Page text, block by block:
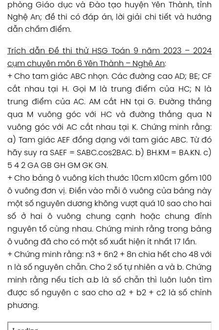
phòng Giáo dục và Đào tạo huyện Yên Thành, tỉnh
Nghệ An; đề thi có đáp án, lời giải chi tiết và hướng
dẫn chấm điểm.
Trích dẫn Đề thi thử HSG Toán 9 năm 2023 – 2024
cụm chuyên môn 6 Yên Thành – Nghệ An:
+ Cho tam giác ABC nhọn. Các đường cao AD; BE; CF
cắt nhau tại H. Gọi M là trung điểm của HC; N là
trung điểm của AC. AM cắt HN tại G. Đường thẳng
qua M vuông góc với HC và đường thẳng qua N
vuông góc với AC cắt nhau tại K. Chứng minh rằng:
a) Tam giác AEF đồng dạng với tam giác ABC. Từ đó
hãy suy ra SAEF = SABC.cos2BAC. b) BH.KM = BA.KN. c)
5 4 2 GA GB GH GM GK GN.
+ Cho bảng ô vuông kích thước 10cm x10cm gồm 100
ô vuông đơn vị. Điền vào mỗi ô vuông của bảng này
một số nguyên dương không vượt quá 10 sao cho hai
số ở hai ô vuông chung cạnh hoặc chung đỉnh
nguyên tố cùng nhau. Chứng minh rằng trong bảng
ô vuông đã cho có một số xuất hiện ít nhất 17 lần.
+ Chứng minh rằng: n3 + 6n2 + 8n chia hết cho 48 với
n là số nguyên chẵn. Cho 2 số tự nhiên a và b. Chứng
minh rằng nếu tích a.b là số chẵn thì luôn luôn tìm
được số nguyên c sao cho a2 + b2 + c2 là số chính
phương.